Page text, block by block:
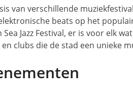
van verschillende
beats op het
Jazz Festival, er is voor elk
clubs die de stad een unieke